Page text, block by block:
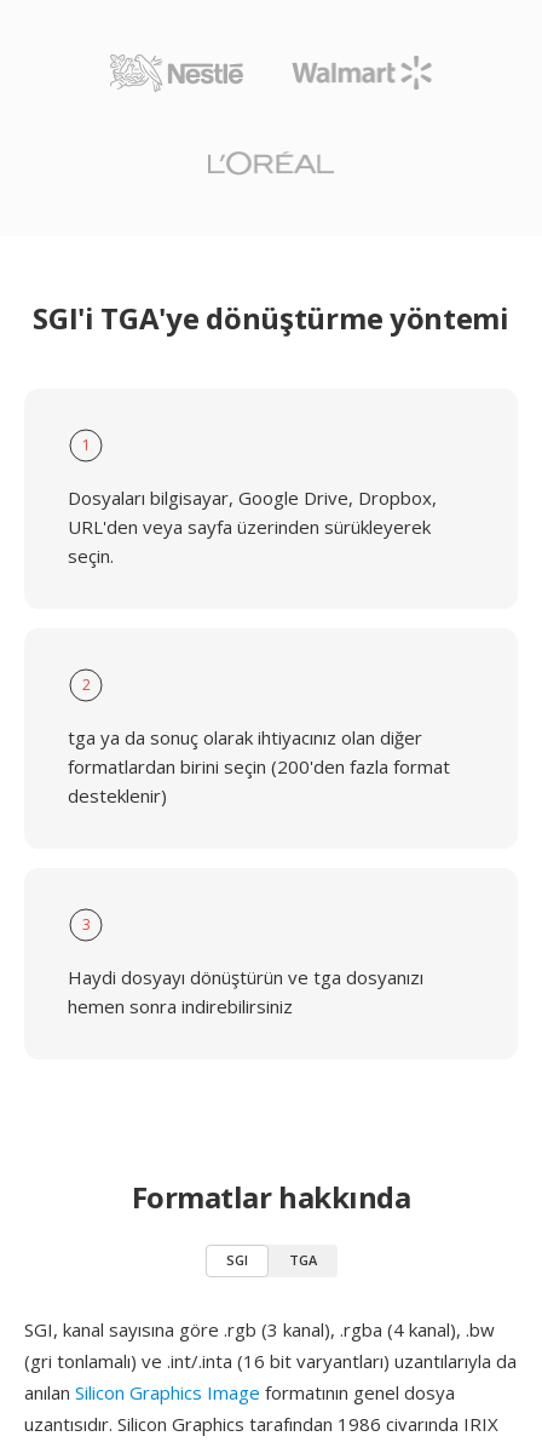
SGI'i TGA'ye dönüştürme yöntemi
1
Dosyaları bilgisayar, Google Drive, Dropbox,
URL'den veya sayfa üzerinden sürükleyerek
seçin.
2
tga ya da sonuç olarak ihtiyacınız olan diğer
formatlardan birini seçin (200'den fazla format
desteklenir)
3
Haydi dosyayı dönüştürün ve tga dosyanızı
hemen sonra indirebilirsiniz
Formatlar hakkında
SGI TGA
SGI, kanal sayısına göre .rgb (3 kanal), .rgba (4 kanal), .bw
(gri tonlamalı) ve .int/.inta (16 bit varyantları) uzantılarıyla da
anılan Silicon Graphics Image formatının genel dosya
uzantısıdır. Silicon Graphics tarafından 1986 civarında IRIX